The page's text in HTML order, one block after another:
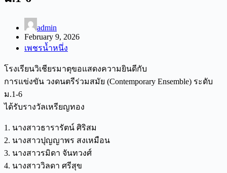
admin
February 9, 2026
เพชรน้ำหนึ่ง
โรงเรียนวิเชียรมาตุขอแสดงความยินดีกับ
การแข่งขัน วงดนตรีร่วมสมัย (Contemporary Ensemble) ระดับ
ม.1-6
ได้รับรางวัลเหรียญทอง
1. นางสาวธารารัตน์ ศิริสม
2. นางสาวปุญญาพร สงเหมือน
3. นางสาวรมิดา จันทวงศ์
4. นางสาววิลดา ศรีสุข